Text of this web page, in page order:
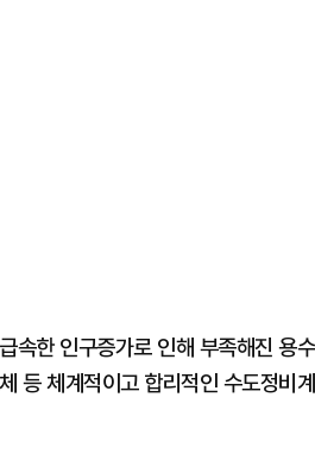
속한 인구증가로 인해 부족해진 용수
등 체계적이고 합리적인 수도정비계